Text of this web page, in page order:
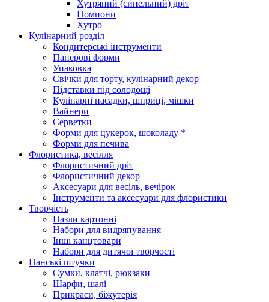
Хутряний (синельний) дріт
Помпони
Хутро
Кулінарний розділ
Кондитерські інструменти
Паперові форми
Упаковка
Свічки для торту, кулінарний декор
Підставки під солодощі
Кулінарні насадки, шприці, мішки
Вайнери
Серветки
Форми для цукерок, шоколаду *
Форми для печива
Флористика, весілля
Флористичний дріт
Флористичний декор
Аксесуари для весіль, вечірок
Інструменти та аксесуари для флористики
Творчість
Пазли картонні
Набори для видряпування
Інші канцтовари
Набори для дитячої творчості
Панські штучки
Сумки, клатчі, рюкзаки
Шарфи, шалі
Прикраси, біжутерія